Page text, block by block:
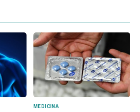
MEDICINA